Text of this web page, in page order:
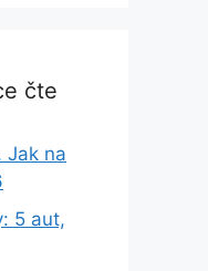
čte
Jak na
5 aut,